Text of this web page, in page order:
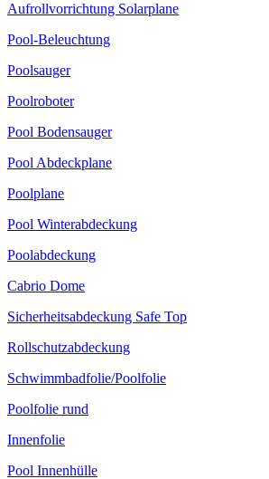
Aufrollvorrichtung Solarplane
Pool-Beleuchtung
Poolsauger
Poolroboter
Pool Bodensauger
Pool Abdeckplane
Poolplane
Pool Winterabdeckung
Poolabdeckung
Cabrio Dome
Sicherheitsabdeckung Safe Top
Rollschutzabdeckung
Schwimmbadfolie/Poolfolie
Poolfolie rund
Innenfolie
Pool Innenhülle